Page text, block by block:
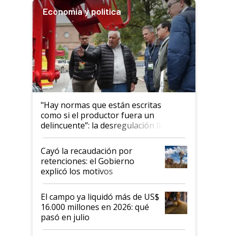
Economía y política
"Hay normas que están escritas
como si el productor fuera un
delincuente”: la desregulación llegó
al Congreso Aapresid y hasta se
habló del financiamiento al IPCVA
Cayó la recaudación por
retenciones: el Gobierno
explicó los motivos
El campo ya liquidó más de US$
16.000 millones en 2026: qué
pasó en julio